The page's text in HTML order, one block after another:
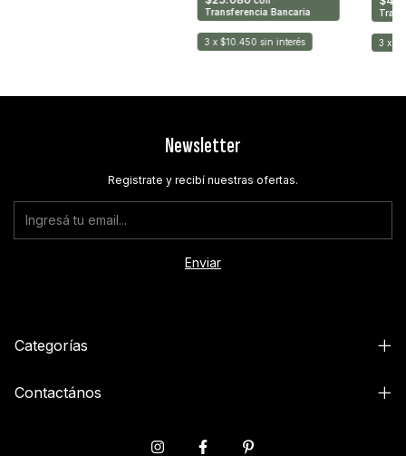
Transferencia Bancaria
3 x $10.450 sin interés 3 x
Newsletter
Registrate y recibí nuestras ofertas.
Categorías
Contactános